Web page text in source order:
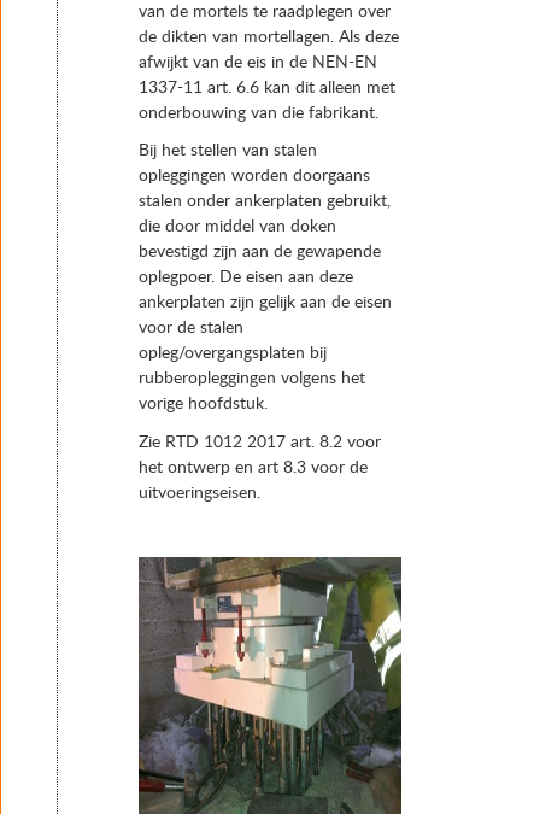
van de mortels te raadplegen over
de dikten van mortellagen. Als deze
afwijkt van de eis in de NEN-EN
1337-11 art. 6.6 kan dit alleen met
onderbouwing van die fabrikant.
Bij het stellen van stalen
opleggingen worden doorgaans
stalen onder ankerplaten gebruikt,
die door middel van doken
bevestigd zijn aan de gewapende
oplegpoer. De eisen aan deze
ankerplaten zijn gelijk aan de eisen
voor de stalen
opleg/overgangsplaten bij
rubberopleggingen volgens het
vorige hoofdstuk.
Zie RTD 1012 2017 art. 8.2 voor
het ontwerp en art 8.3 voor de
uitvoeringseisen.